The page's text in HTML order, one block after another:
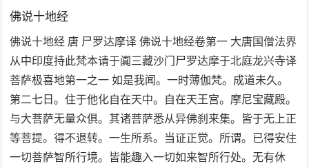
佛说十地经
佛说十地经 唐 尸罗达摩译 佛说十地经卷第一 大唐国僧法界
从中印度持此梵本请于阗三藏沙门尸罗达摩于北庭龙兴寺译
菩萨极喜地第一之一 如是我闻。一时薄伽梵。成道未久。
第二七日。住于他化自在天中。自在天王宫。摩尼宝藏殿。
与大菩萨无量众俱。其诸菩萨悉从异佛刹来集。皆于无上正
等菩提。得不退转。一生所系。当证正觉。所谓。已得安住
一切菩萨智所行境。皆能趣入一切如来智所行处。无有休